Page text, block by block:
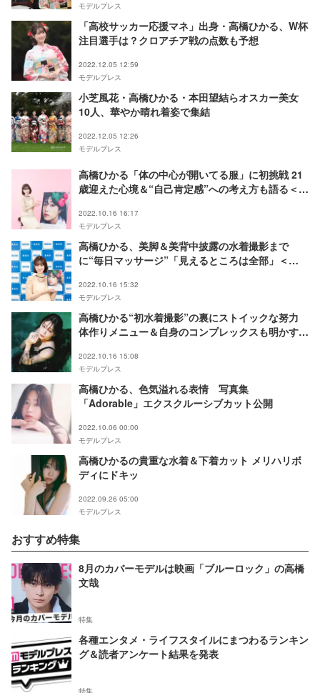
モデルプレス
「高校サッカー応援マネ」出身・高橋ひかる、W杯
注目選手は？クロアチア戦の点数も予想
2022.12.05 12:59
モデルプレス
小芝風花・高橋ひかる・本田望結らオスカー美女
10人、華やか晴れ着姿で集結
2022.12.05 12:26
モデルプレス
高橋ひかる「体の中心が開いてる服」に初挑戦 21
歳迎えた心境＆“自己肯定感”への考え方も語る＜
2022.10.16 16:17
モデルプレス
高橋ひかる、美脚＆美背中披露の水着撮影まで
に“毎日マッサージ”「見えるところは全部」＜
2022.10.16 15:32
モデルプレス
高橋ひかる“初水着撮影”の裏にストイックな努力
体作りメニュー＆自身のコンプレックスも明かす＜
2022.10.16 15:08
モデルプレス
高橋ひかる、色気溢れる表情 写真集
「Adorable」エクスクルーシブカット公開
2022.10.06 00:00
モデルプレス
高橋ひかるの貴重な水着＆下着カット メリハリボ
ディにドキッ
2022.09.26 05:00
モデルプレス
おすすめ特集
8月のカバーモデルは映画「ブルーロック」の高橋
文哉
特集
各種エンタメ・ライフスタイルにまつわるランキン
グ＆読者アンケート結果を発表